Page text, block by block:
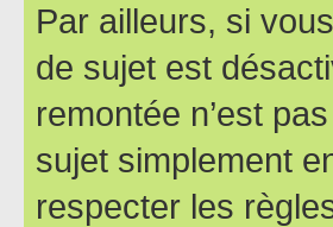
Par ailleurs, si
de sujet est
remontée n’est
sujet simplement
respecter les